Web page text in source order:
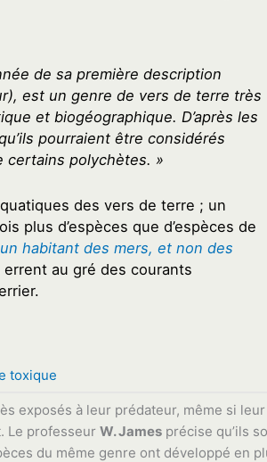
de sa première description
est un genre de vers de terre très
et biogéographique. D’après les
pourraient être considérés
certains polychètes. »
des vers de terre ; un
plus d’espèces que d’espèces de
habitant des mers, et non des
errent au gré des courants
toxique
exposés à leur prédateur, même si leur
Le professeur W. Jamesprécise qu’ils
du même genre ont développé en